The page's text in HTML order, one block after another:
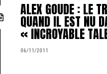
ALEX GOUDE : LE
QUAND IL EST NU
« INCROYABLE
06/11/2011